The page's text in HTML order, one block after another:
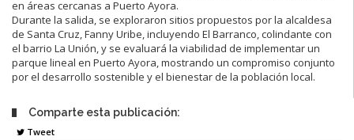
en áreas cercanas a Puerto Ayora.
Durante la salida, se exploraron sitios propuestos por la alcaldesa
de Santa Cruz, Fanny Uribe, incluyendo El Barranco, colindante con
el barrio La Unión, y se evaluará la viabilidad de implementar un
parque lineal en Puerto Ayora, mostrando un compromiso conjunto
por el desarrollo sostenible y el bienestar de la población local.
Comparte esta publicación:
Tweet